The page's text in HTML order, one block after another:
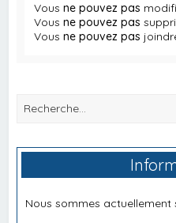
Vousne pouvez pas
Vousne pouvez pas
Vousne pouvez pas
Nous sommes